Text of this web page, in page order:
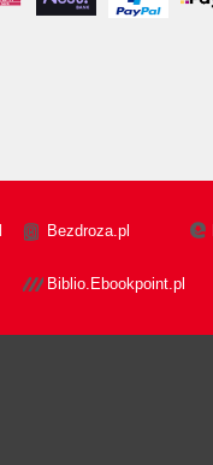
Bezdroza.pl
Biblio.Ebookpoint.pl